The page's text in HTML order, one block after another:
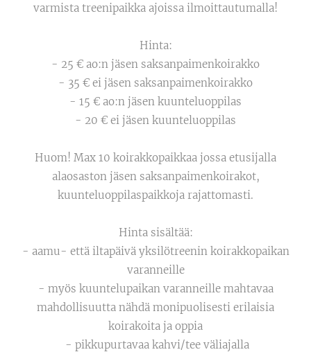
varmista treenipaikka ajoissa ilmoittautumalla!
Hinta:
- 25 € ao:n jäsen saksanpaimenkoirakko
- 35 € ei jäsen saksanpaimenkoirakko
- 15 € ao:n jäsen kuunteluoppilas
- 20 € ei jäsen kuunteluoppilas
Huom! Max 10 koirakkopaikkaa jossa etusijalla
alaosaston jäsen saksanpaimenkoirakot,
kuunteluoppilaspaikkoja rajattomasti.
Hinta sisältää:
- aamu- että iltapäivä yksilötreenin koirakkopaikan
varanneille
- myös kuuntelupaikan varanneille mahtavaa
mahdollisuutta nähdä monipuolisesti erilaisia
koirakoita ja oppia
- pikkupurtavaa kahvi/tee väliajalla